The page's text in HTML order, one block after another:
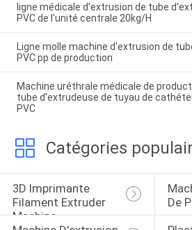
ligne médicale d'extrusion de tube
PVC de l'unité centrale 20kg/H
Ligne molle machine d'extrusion de
PVC pp de production
Machine uréthrale médicale de
tube d'extrudeuse de tuyau de
PVC
Catégories
3D Imprimante
Filament Extruder
Machine
De